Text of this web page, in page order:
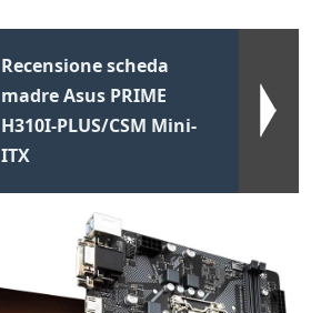
Recensione scheda
madre Asus PRIME
H310I-PLUS/CSM Mini-
ITX